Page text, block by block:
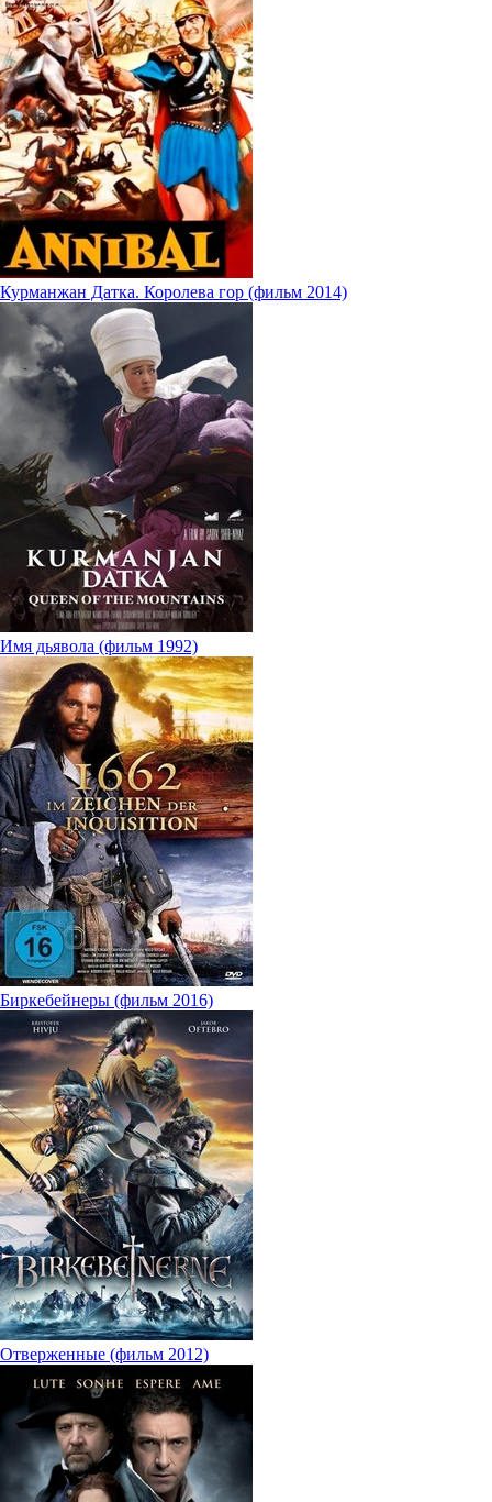
Курманжан Датка. Королева гор (фильм 2014)
Имя дьявола (фильм 1992)
Биркебейнеры (фильм 2016)
Отверженные (фильм 2012)